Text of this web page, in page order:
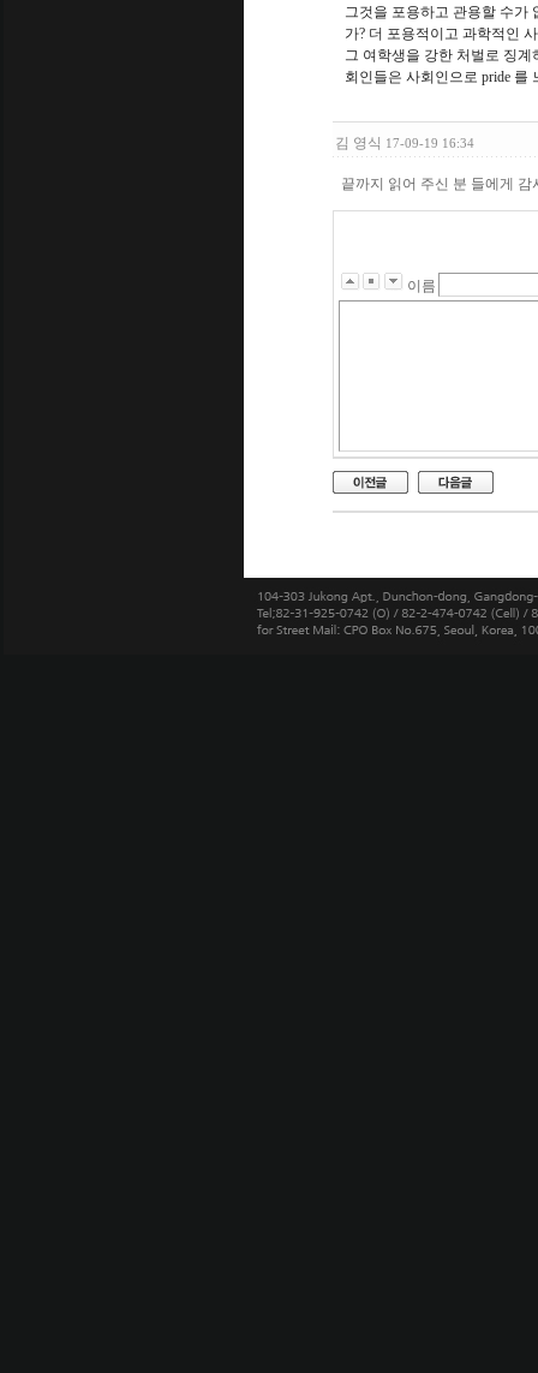
그것을 포용하고 관용할 수가
가? 더 포용적이고 과학적인
그 여학생을 강한 처벌로 징
회인들은 사회인으로 pride 를
김 영식 17-09-19 16:34
끝까지 읽어 주신 분 들에게 감
이름